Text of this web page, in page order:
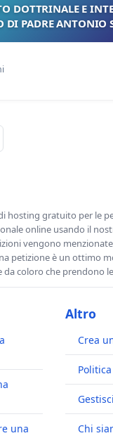
DOTTRINALE E
DI PADRE ANTONIO
hosting gratuito per le
online usando il
vengono
petizione è un ottimo
coloro che prendono
una
Altro
Crea
Chi